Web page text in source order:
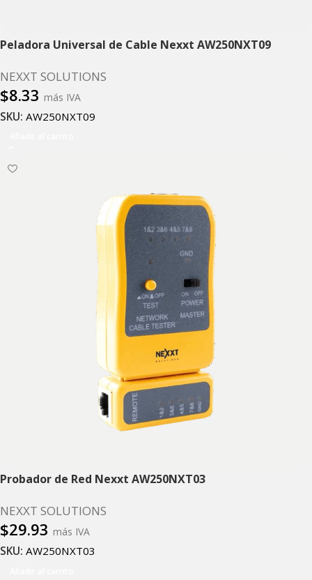
Peladora Universal de Cable Nexxt AW250NXT09
NEXXT SOLUTIONS
$8.33 más IVA
SKU: AW250NXT09
Probador de Red Nexxt AW250NXT03
NEXXT SOLUTIONS
$29.93 más IVA
SKU: AW250NXT03